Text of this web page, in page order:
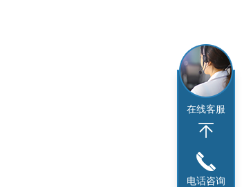
在线客服
电话咨询